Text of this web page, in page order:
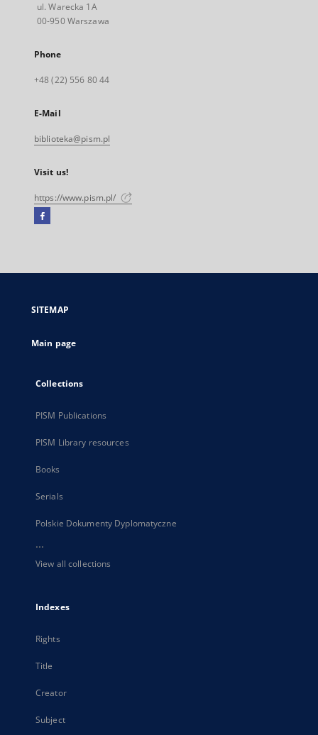
ul. Warecka 1A
00-950 Warszawa
Phone
+48 (22) 556 80 44
E-Mail
biblioteka@pism.pl
Visit us!
https://www.pism.pl/
Facebook
open
new
SITEMAP
Main page
Collections
PISM Publications
PISM Library resources
Books
Serials
Polskie Dokumenty Dyplomatyczne
...
View all collections
Indexes
Rights
Title
Creator
Subject